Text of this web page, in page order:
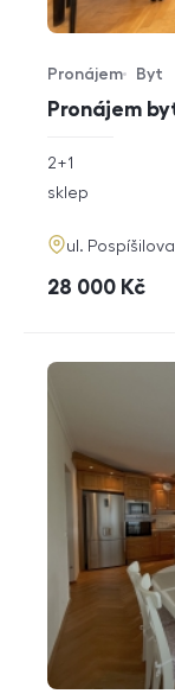
Pronájem
Typ nabídky
Pronájem
Typ nemovitosti
Byt
rozměry
2+1
funkce
sklep
adresa
ul.
cena
28 000 Kč